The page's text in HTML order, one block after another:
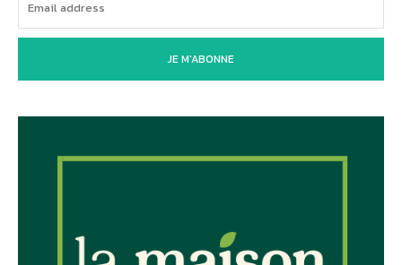
JE M'ABONNE